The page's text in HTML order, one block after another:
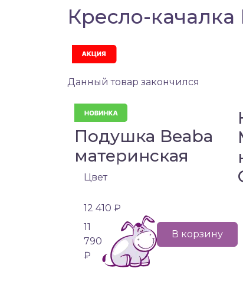
Кресло-
Данный товар закончился
Подушка Beaba
материнская
Цвет
12 410 ₽
11
790
₽
В корзину